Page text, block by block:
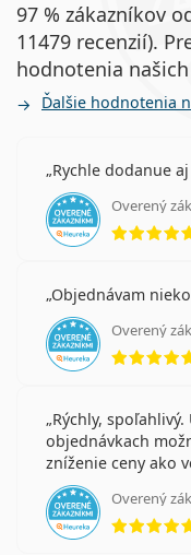
97 % zákazníkov
11479 recenzií).
hodnotenia
Ďalšie hodnotenia
Rychle dodanue
Overený
Objednávam
Overený
Rýchly,
objednávkach
zníženie ceny ako
Overený